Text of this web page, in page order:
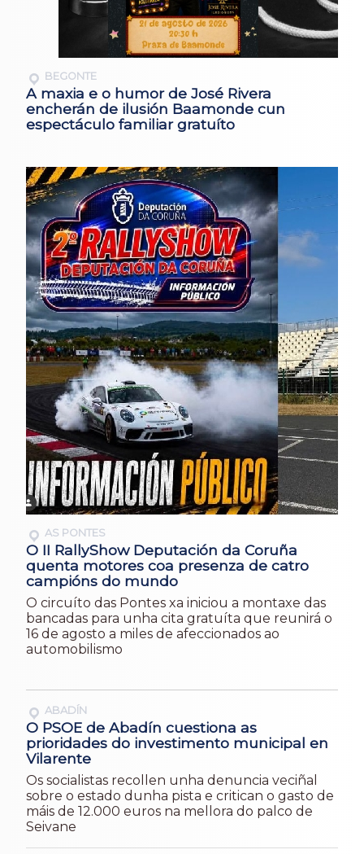
BEGONTE
A maxia e o humor de José Rivera
encherán de ilusión Baamonde cun
espectáculo familiar gratuíto
AS PONTES
O II RallyShow Deputación da Coruña
quenta motores coa presenza de catro
campións do mundo
O circuíto das Pontes xa iniciou a montaxe das
bancadas para unha cita gratuíta que reunirá o
16 de agosto a miles de afeccionados ao
automobilismo
ABADÍN
O PSOE de Abadín cuestiona as
prioridades do investimento municipal en
Vilarente
Os socialistas recollen unha denuncia veciñal
sobre o estado dunha pista e critican o gasto de
máis de 12.000 euros na mellora do palco de
Seivane